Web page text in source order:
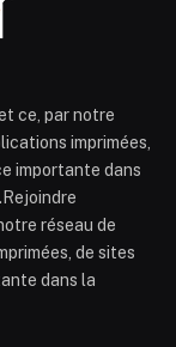
ce, par notre
imprimées,
importante dans
réseau de
de sites
dans la